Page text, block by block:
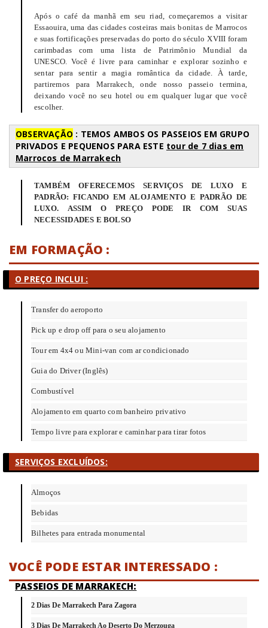
Após o café da manhã em seu riad, começaremos a visitar
Essaouira, uma das cidades costeiras mais bonitas de Marrocos
e suas fortificações preservadas do porto do século XVIII foram
carimbadas com uma lista de Patrimônio Mundial da
UNESCO. Você é livre para caminhar e explorar sozinho e
sentar para sentir a magia romântica da cidade. À tarde,
partiremos para Marrakech, onde nosso passeio termina,
deixando você no seu hotel ou em qualquer lugar que você
escolher.
OBSERVAÇÃO : TEMOS AMBOS OS PASSEIOS EM GRUPO
PRIVADOS E PEQUENOS PARA ESTE tour de 7 dias em
Marrocos de Marrakech
TAMBÉM OFERECEMOS SERVIÇOS DE LUXO E
PADRÃO: FICANDO EM ALOJAMENTO E PADRÃO DE
LUXO.
ASSIM O PREÇO PODE IR COM SUAS
NECESSIDADES E BOLSO
EM FORMAÇÃO :
O PREÇO INCLUI :
Transfer do aeroporto
Pick up e drop off para o seu alojamento
Tour em 4x4 ou Mini-van com ar condicionado
Guia do Driver (Inglês)
Combustível
Alojamento em quarto com banheiro privativo
Tempo livre para explorar e caminhar para tirar fotos
SERVIÇOS EXCLUÍDOS:
Almoços
Bebidas
Bilhetes para entrada monumental
VOCÊ PODE ESTAR INTERESSADO :
PASSEIOS DE MARRAKECH:
2 Dias De Marrakech Para Zagora
3 Dias De Marrakech Ao Deserto Do Merzouga